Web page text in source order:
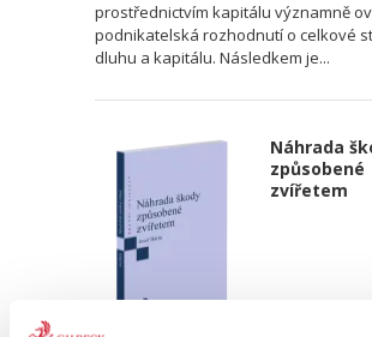
prostřednictvím kapitálu významně
podnikatelská rozhodnutí o celkové
dluhu a kapitálu. Následkem je...
Náhrada
způsobené
zvířetem